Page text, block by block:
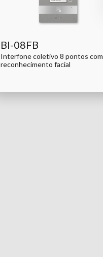
BI-08FB
Interfone coletivo 8 pontos com
reconhecimento facial